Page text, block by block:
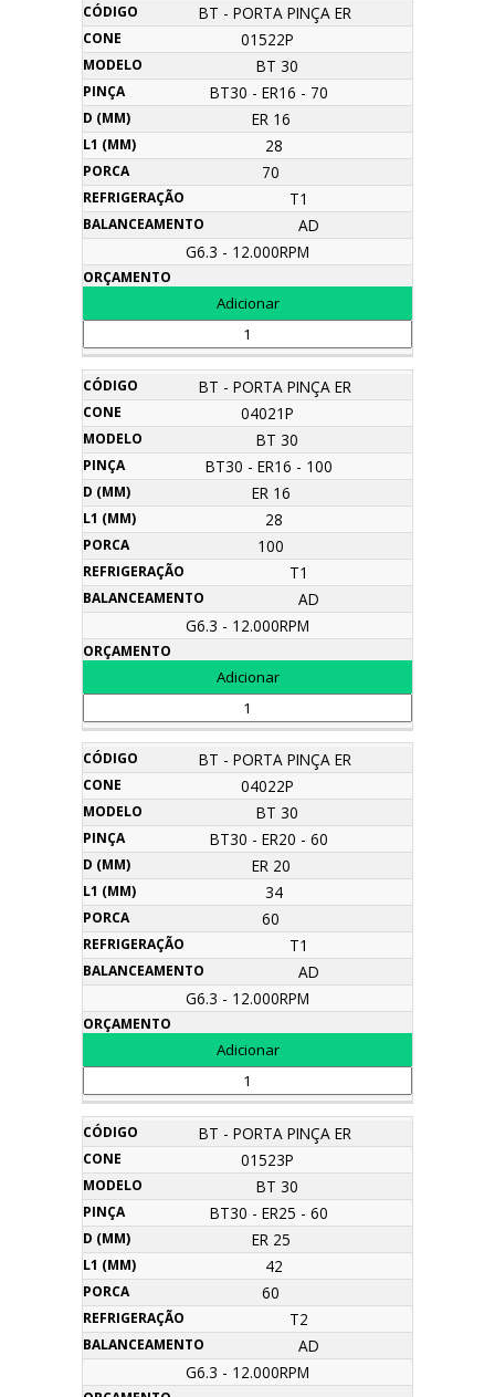
NomeCódigo ModeloPinça
D
(mm)
L1
(mm)
Porca
BT - PORTA PINÇA ER
01522P
BT 30
BT30 - ER16 - 70
ER 16
28
70
T1
AD
G6.3 - 12.000RPM
BT - PORTA PINÇA ER
04021P
BT 30
BT30 - ER16 - 100
ER 16
28
100
T1
AD
G6.3 - 12.000RPM
BT - PORTA PINÇA ER
04022P
BT 30
BT30 - ER20 - 60
ER 20
34
60
T1
AD
G6.3 - 12.000RPM
BT - PORTA PINÇA ER
01523P
BT 30
BT30 - ER25 - 60
ER 25
42
60
T2
AD
G6.3 - 12.000RPM